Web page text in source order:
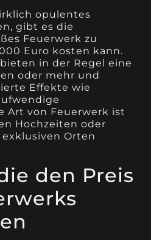
opulentes
gibt es die
Feuerwerk zu
Euro kosten kann.
in der Regel eine
oder mehr und
Effekte wie
Art von Feuerwerk ist
Hochzeiten oder
Orten
den Preis